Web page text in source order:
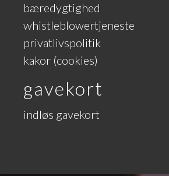
bæredygtighed
whistleblowertjeneste
privatlivspolitik
kakor (cookies)
gavekort
indløs gavekort